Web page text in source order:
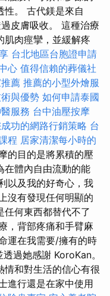
性。 古代鎂是來自
皮膚吸收。 這種治療
肌肉痙攣，並緩解疼
台北地區台胞證申請
心 值得信賴的葬儀社
薦 推薦的小型外燴服
與優勢 如何申請泰國
服務 台中油壓按摩
功的網路行銷策略 台
程 居家清潔每小時的
的目的是將累積的壓
在體內自由流動的能
以及我的好奇心，我
沒有發現任何明顯的
任何東西都替代不了
，背部疼痛和手臂麻
運在我需要/擁有的時
過她感謝 KoroKan。
情和對生活的信心有很
進行還是在家中使用